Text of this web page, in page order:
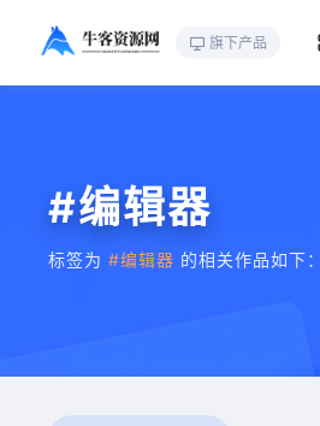
旗下产品
#编辑器
标签为 #编辑器 的相关作品如下：